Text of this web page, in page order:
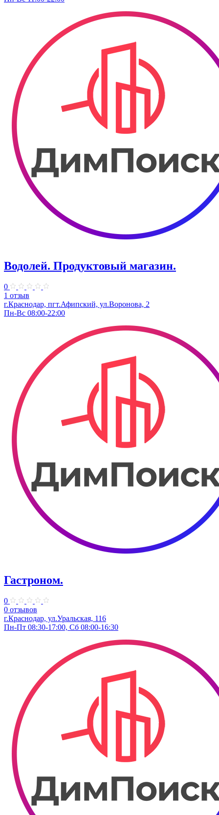
Водолей. Продуктовый магазин.
0
1 отзыв
г.Краснодар, пгт.Афипский, ул.Воронова, 2
Пн-Вс 08:00-22:00
Гастроном.
0
0 отзывов
г.Краснодар, ул.Уральская, 116
Пн-Пт 08:30-17:00, Сб 08:00-16:30